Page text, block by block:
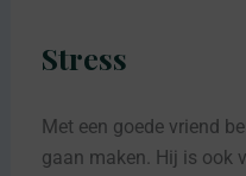
Stress
Met een goede vriend
gaan maken. Hij is ook